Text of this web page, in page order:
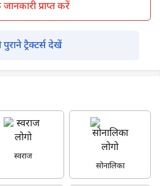
प्राप्त करें
ट्रैक्टर्स देखें
स्वराज
सोनालिका